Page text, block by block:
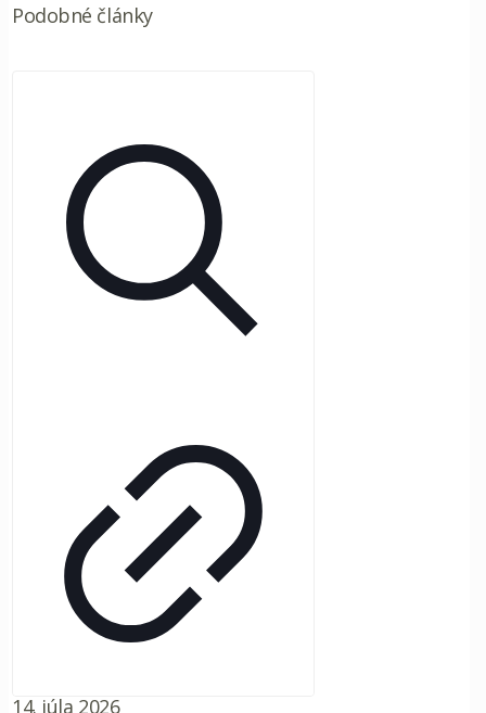
Podobné články
14. júla 2026